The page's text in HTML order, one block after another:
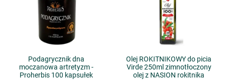
Podagrycznik dna
moczanowa artretyzm -
Proherbis 100 kapsułek
Olej ROKITNIKOWY do picia
Virde 250ml zimnotłoczony
olej z NASION rokitnika